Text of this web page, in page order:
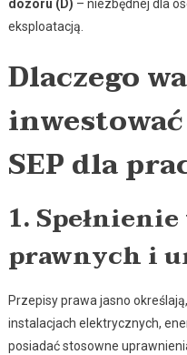
dozoru (D) – niezbędnej dla
eksploatacją.
Dlaczego
SEP dla
1.
prawnych i
Przepisy prawa jasno
instalacjach elektrycznych,
posiadać stosowne